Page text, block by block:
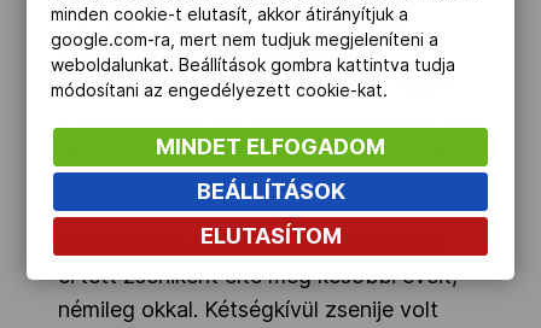
Horváth Zoltán ezt követően még
visszatért a pástra, korántsem
eredménytelenül, de újabb kiugró sikert
több mint harmincévesen visszavonult.
Ezt követően sokáig külföldön
edzősködött, majd hazatért. Meg nem
értett zseniként élte meg későbbi éveit,
némileg okkal. Kétségkívül zsenije volt
minden cookie-t elutasít, akkor átirányítjuk a
google.com-ra, mert nem tudjuk megjeleníteni a
weboldalunkat. Beállítások gombra kattintva tudja
módosítani az engedélyezett cookie-kat.
MINDET ELFOGADOM
BEÁLLÍTÁSOK
ELUTASÍTOM